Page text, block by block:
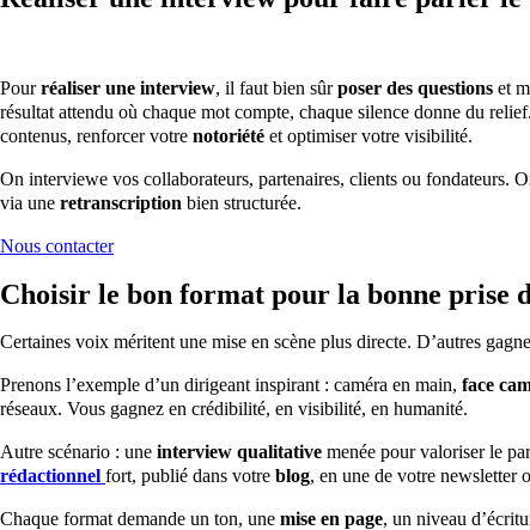
Pourréaliser une interview, il faut bien sûrposer des questions et
résultat attendu où chaque mot compte, chaque silence donne du
contenus, renforcer votre notoriété et optimiser votre visibilité.
On interviewe vos collaborateurs, partenaires, clients ou fondateurs.
via une retranscription bien structurée.
Nous contacter
Choisir le bon format pour la bonne prise
Certaines voix méritent une mise en scène plus directe. D’autres
Prenons l’exemple d’un dirigeant inspirant : caméra en main, face
réseaux. Vous gagnez en crédibilité, en visibilité, en humanité.
Autre scénario : une interview qualitative menée pour valoriser le
rédactionnel fort, publié dans votre blog, en une de votre newsletter
Chaque format demande un ton, une mise en page, un niveau